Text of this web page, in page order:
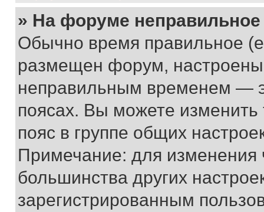
» На форуме
Обычно время правильное
размещен форум, настроены
неправильным временем —
поясах. Вы можете изменить
пояс в группе общих
Примечание: для изменения
большинства других
зарегистрированным